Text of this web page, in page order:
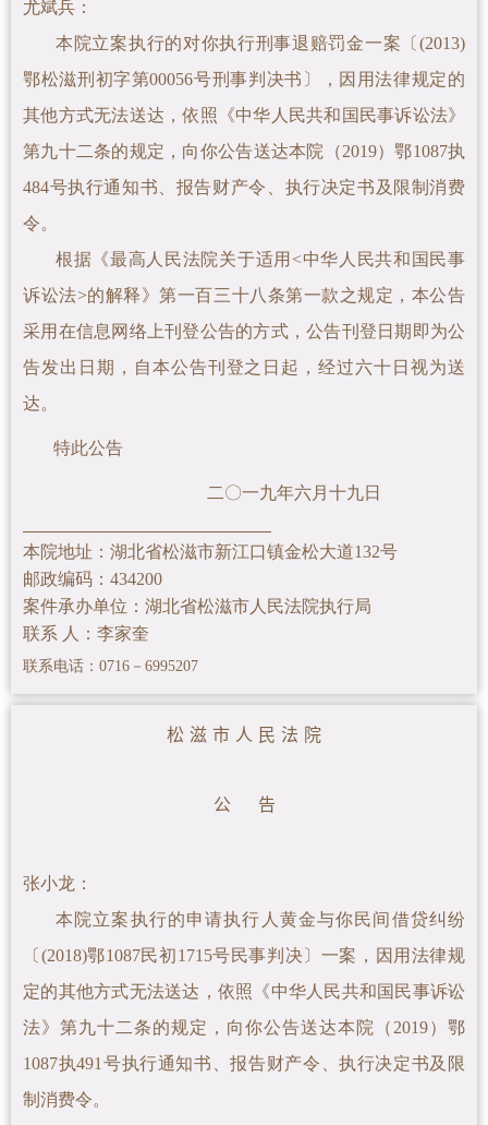
尤斌兵 ：
本院立案执行的对你执行刑事退赔罚金一案〔(2013)
鄂松滋刑初字第00056号刑事判决书〕
，因用法律规定的
其他方式无法送达，依照《中华人民共和国民事诉讼法》
第九十二条的规定，向你公告送达本院（2019）鄂1087执
484号执行通知书、报告财产令、 执行决定书及限制消费
令。
根据《最高人民法院关于适用<中华人民共和国民事
诉讼法>的解释》第一百三十八条第一款之规定，本公告
采用在信息网络上刊登公告的方式，公告刊登日期即为公
告发出日期，自本公告刊登之日起，经过六十日视为送
达。
特此公告
二〇一九年六月十九日
本院地址：湖北省松滋市新江口镇金松大道132号
邮政编码：434200
案件承办单位：湖北省松滋市人民法院执行局
联系 人：李家奎
联系电话：0716－6995207
松 滋 市 人 民 法 院
公 告
张小龙 ：
本院立案执行的申请执行人黄金与你民间借贷纠纷
〔(2018)鄂1087民初1715号民事判决〕一案 ，因用法律规
定的其他方式无法送达，依照《中华人民共和国民事诉讼
法》第九十二条的规定，向你公告送达本院（2019）鄂
1087执491号执行通知书、报告财产令、执行决定书及限
制消费令。